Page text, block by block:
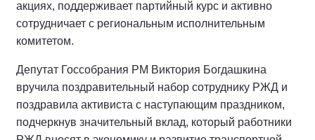
акциях, поддерживает партийный курс и активно
сотрудничает с региональным исполнительным
комитетом.
Депутат Госсобрания РМ Виктория Богдашкина
вручила поздравительный набор сотруднику РЖД и
поздравила активиста с наступающим праздником,
подчеркнув значительный вклад, который работники